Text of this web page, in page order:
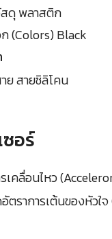
ดุ พลาสติก
(Colors) Black
ย สายซิลิโคน
ซอร์
เคลื่อนไหว
อัตราการเต้นของหัวใ